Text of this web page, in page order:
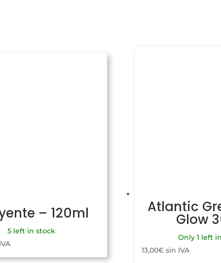
– 120ml
5 left in stock
Atlantic
Glow
Only 1 left
13,00€ sin IVA